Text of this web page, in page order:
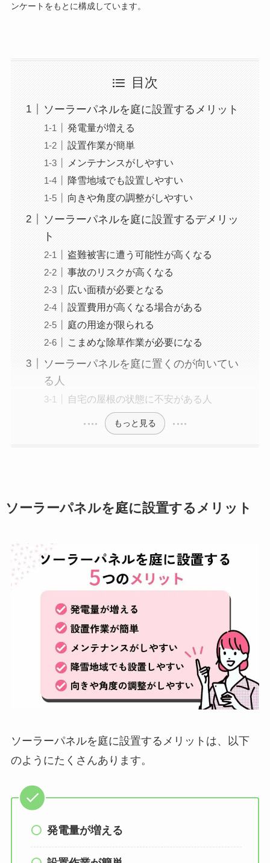
ンケートをもとに構成しています。
目次
ソーラーパネルを庭に設置するメリット
発電量が増える
設置作業が簡単
メンテナンスがしやすい
降雪地域でも設置しやすい
向きや角度の調整がしやすい
ソーラーパネルを庭に設置するデメリッ
ト
盗難被害に遭う可能性が高くなる
事故のリスクが高くなる
広い面積が必要となる
設置費用が高くなる場合がある
庭の用途が限られる
こまめな除草作業が必要になる
ソーラーパネルを庭に置くのが向いてい
る人
自宅の屋根の状態に不安がある人
もっと見る
ソーラーパネルを庭に設置するメリット
ソーラーパネルを庭に設置するメリットは、以下
のようにたくさんあります。
発電量が増える